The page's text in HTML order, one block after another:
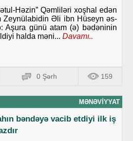
Həzin” Qəmliləri xoşhal edən
Zeynülabidin Əli ibn Hüseyn əs-
Aşura günü atam (ə) bədəninin
halda məni... Davamı..
0 Şərh 159
MƏNƏVIYYAT
bəndəyə vacib etdiyi ilk iş